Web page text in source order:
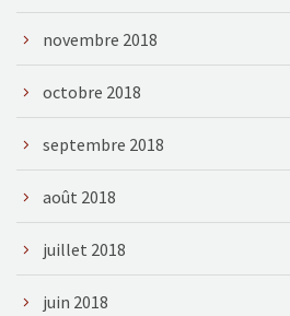
novembre 2018
octobre 2018
septembre 2018
août 2018
juillet 2018
juin 2018